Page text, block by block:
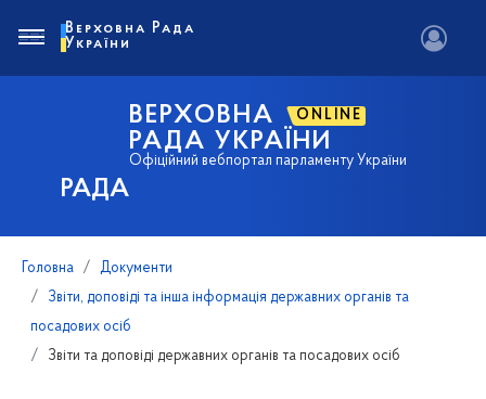
РАДА
ВЕРХОВНА ONLINE
РАДА УКРАЇНИ
Офіційний вебпортал парламенту України
Верховна Рада
України
Головна
Документи
Звіти, доповіді та інша інформація державних органів та
посадових осіб
Звіти та доповіді державних органів та посадових осіб